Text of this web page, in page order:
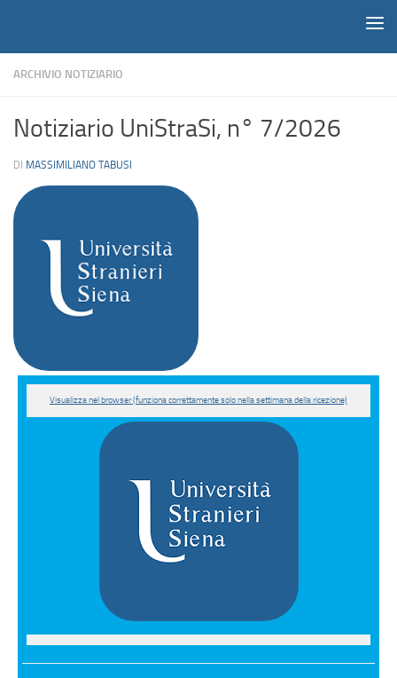
ARCHIVIO NOTIZIARIO
Notiziario UniStraSi, n° 7/2026
DI MASSIMILIANO TABUSI
Visualizza nel browser (funziona correttamente solo nella settimana della ricezione)